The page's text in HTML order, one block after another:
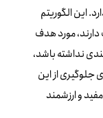
این الگوریتم
دارند، مورد هدف
نداشته باشد،
جلوگیری از این
و ارزشمند